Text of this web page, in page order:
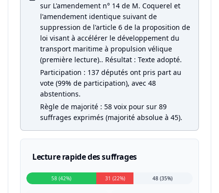
sur L'amendement n° 14 de M. Coquerel et
l'amendement identique suivant de
suppression de l'article 6 de la proposition de
loi visant à accélérer le développement du
transport maritime à propulsion vélique
(première lecture).. Résultat : Texte adopté.
Participation : 137 députés ont pris part au
vote (99% de participation), avec 48
abstentions.
Règle de majorité : 58 voix pour sur 89
suffrages exprimés (majorité absolue à 45).
Lecture rapide des suffrages
58 (42%) 31 (22%) 48 (35%)